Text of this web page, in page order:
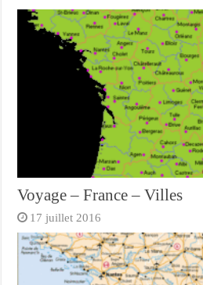
Voyage – France – Villes
17 juillet 2016